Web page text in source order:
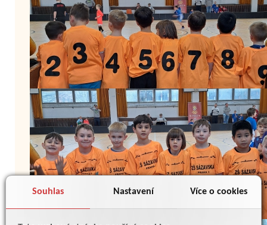
Souhlas Nastavení Více o cookies